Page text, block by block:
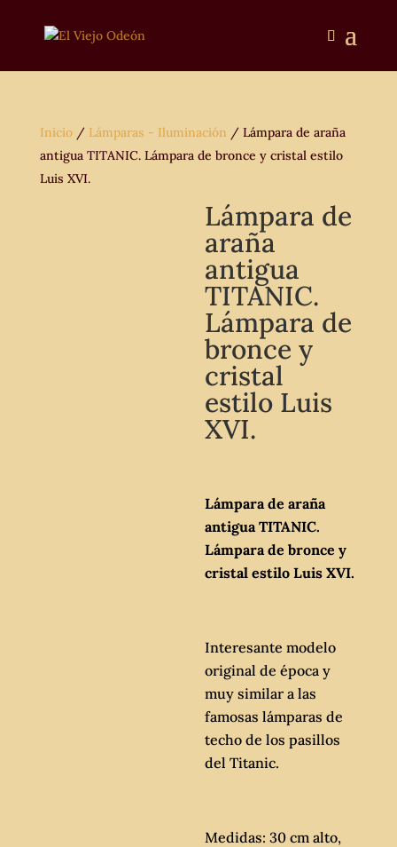
Inicio/ Lámparas - Iluminación / Lámpara de araña
antigua TITANIC. Lámpara de bronce y cristal estilo
Luis XVI.
Lámpara de
araña
antigua
TITANIC.
Lámpara de
bronce y
cristal
estilo Luis
XVI.
Lámpara de araña
antigua TITANIC.
Lámpara de bronce y
cristal estilo Luis XVI.
Interesante modelo
original de época y
muy similar a las
famosas lámparas de
techo de los pasillos
del Titanic.
Medidas: 30 cm alto,